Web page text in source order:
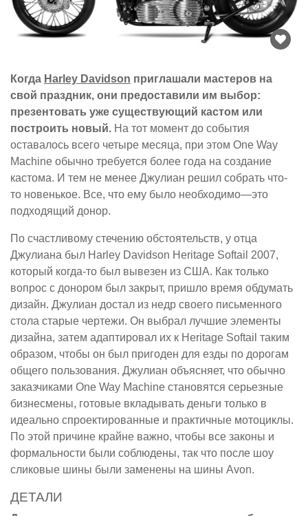
Когда Harley Davidson приглашали мастеров на
свой праздник, они предоставили им выбор:
презентовать уже существующий кастом или
построить новый. На тот момент до события
оставалось всего четыре месяца, при этом One Way
Machine обычно требуется более года на создание
кастома. И тем не менее Джулиан решил собрать что-
то новенькое. Все, что ему было необходимо—это
подходящий донор.
По счастливому стечению обстоятельств, у отца
Джулиана был Harley Davidson Heritage Softail 2007,
который когда-то был вывезен из США. Как только
вопрос с донором был закрыт, пришло время обдумать
дизайн. Джулиан достал из недр своего письменного
стола старые чертежи. Он выбрал лучшие элементы
дизайна, затем адаптировал их к Heritage Softail таким
образом, чтобы он был пригоден для езды по дорогам
общего пользования. Джулиан объясняет, что обычно
заказчиками One Way Machine становятся серьезные
бизнесмены, готовые вкладывать деньги только в
идеально спроектированные и практичные мотоциклы.
По этой причине крайне важно, чтобы все законы и
формальности были соблюдены, так что после шоу
сликовые шины были заменены на шины Avon.
ДЕТАЛИ